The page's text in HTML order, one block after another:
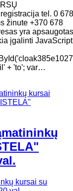
tel. 0 678
žinute +370 678
yra apsaugotas
įgalinti
+ 'to'; var…
kursai